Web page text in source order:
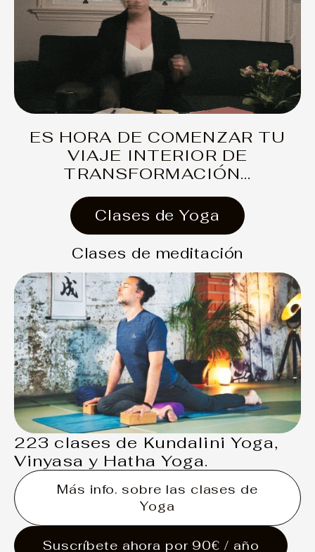
ES HORA DE COMENZAR TU
VIAJE INTERIOR DE
TRANSFORMACIÓN...
Clases de Yoga
Clases de meditación
223 clases de Kundalini Yoga,
Vinyasa y Hatha Yoga.
Más info. sobre las clases de
Yoga
Suscríbete ahora por 90€ / año